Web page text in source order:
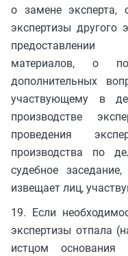
о замене эксперта,
экспертизы другого
предоставлении
материалов, о
дополнительных
участвующему в
производстве
проведения
производства по
судебное
извещает лиц,
19. Если
экспертизы отпала
истцом основания